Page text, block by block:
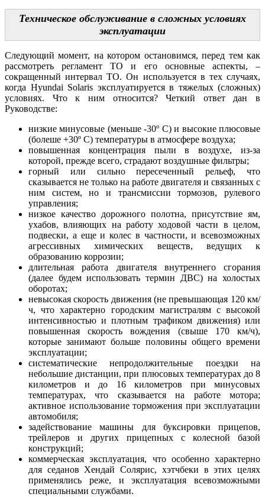
Техническое обслуживание в сложных условиях
эксплуатации
Следующий момент, на котором остановимся, перед тем как
рассмотреть регламент ТО и его основные аспекты, –
сокращенный интервал ТО. Он используется в тех случаях,
когда Hyundai Solaris эксплуатируется в тяжелых (сложных)
условиях. Что к ним относится? Четкий ответ дан в
Руководстве:
низкие минусовые (меньше -30º C) и высокие плюсовые
(болеше +30º C) температуры в атмосфере воздуха;
повышенная концентрация пыли в воздухе, из-за
которой, прежде всего, страдают воздушные фильтры;
горный или сильно пересеченный рельеф, что
сказывается не только на работе двигателя и связанных с
ним систем, но и трансмиссии тормозов, рулевого
управления;
низкое качество дорожного полотна, присутствие ям,
ухабов, влияющих на работу ходовой части в целом,
подвески, а еще и колес в частности, и всевозможных
агрессивных химических веществ, ведущих к
образованию коррозии;
длительная работа двигателя внутреннего сгорания
(далее будем использовать термин ДВС) на холостых
оборотах;
невысокая скорость движения (не превышающая 120 км/
ч, что характерно городским магистралям с высокой
интенсивностью и плотным трафиком движения) или
повышенная скорость вождения (свыше 170 км/ч),
которые занимают больше половины общего времени
эксплуатации;
систематические непродолжительные поездки на
небольшие дистанции, при плюсовых температурах до 8
километров и до 16 километров при минусовых
температурах, что сказывается на работе мотора;
активное использование торможения при эксплуатации
автомобиля;
задействование машины для буксировки прицепов,
трейлеров и других прицепных с колесной базой
конструкций;
коммерческая эксплуатация, что особенно характерно
для седанов Хендай Солярис, хэтчбеки в этих целях
применялись реже, и эксплуатация всевозможными
специальными службами.